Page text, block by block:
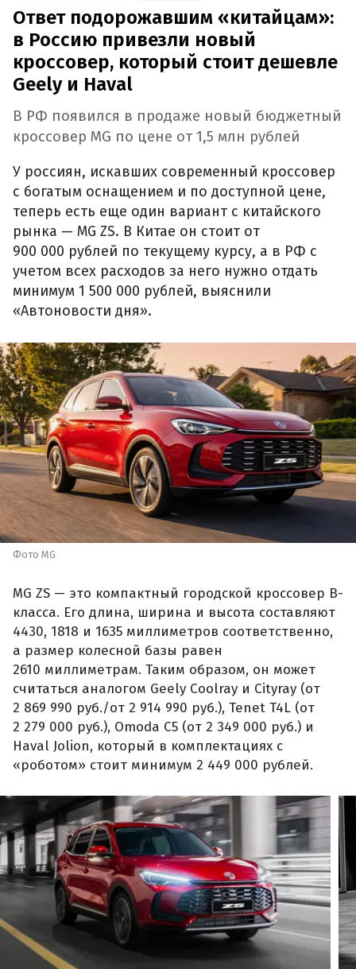
Ответ подорожавшим «китайцам»:
в Россию привезли новый
кроссовер, который стоит дешевле
Geely и Haval
В РФ появился в продаже новый бюджетный
кроссовер MG по цене от 1,5 млн рублей
У россиян, искавших современный кроссовер
с богатым оснащением и по доступной цене,
теперь есть еще один вариант с китайского
рынка — MG ZS. В Китае он стоит от
900 000 рублей по текущему курсу, а в РФ с
учетом всех расходов за него нужно отдать
минимум 1 500 000 рублей, выяснили
«Автоновости дня».
Фото MG
MG ZS — это компактный городской кроссовер B-
класса. Его длина, ширина и высота составляют
4430, 1818 и 1635 миллиметров соответственно,
а размер колесной базы равен
2610 миллиметрам. Таким образом, он может
считаться аналогом Geely Coolray и Cityray (от
2 869 990 руб./от 2 914 990 руб.), Tenet T4L (от
2 279 000 руб.), Omoda C5 (от 2 349 000 руб.) и
Haval Jolion, который в комплектациях с
«роботом» стоит минимум 2 449 000 рублей.